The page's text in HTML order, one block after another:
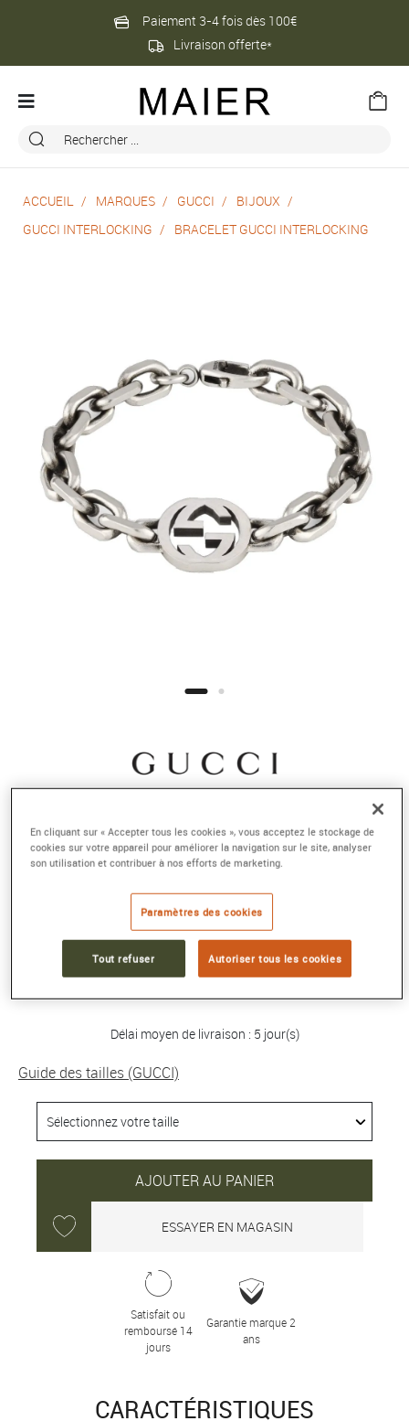
Paiement 3-4 fois dès 100€
Livraison offerte*
ACCUEIL MARQUES GUCCI
BIJOUX
GUCCI INTERLOCKING
BRACELET GUCCI INTERLOCKING
BRACELET GUCCI INTERLOCKING
Collection :GUCCI INTERLOCKING
590 €
Délai moyen de livraison : 5 jour(s)
Guide des tailles (GUCCI)
AJOUTER AU PANIER
ESSAYER EN MAGASIN
Satisfait ou
remboursé 14
jours
Garantie marque 2
ans
CARACTÉRISTIQUES
En cliquant sur « Accepter tous les cookies », vous acceptez le stockage de
cookies sur votre appareil pour améliorer la navigation sur le site, analyser
son utilisation et contribuer à nos efforts de marketing.
Paramètres des cookies
Tout refuser Autoriser tous les cookies